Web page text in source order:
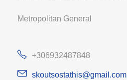
Metropolitan General
+306932487848
skoutsostathis@gmail.com